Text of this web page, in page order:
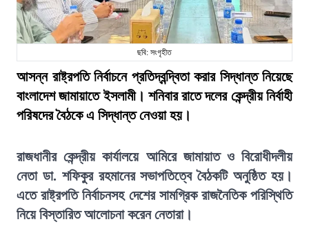
ছবি: সংগৃহীত
আসন্ন রাষ্ট্রপতি নির্বাচনে প্রতিদ্বন্দ্বিতা করার সিদ্ধান্ত নিয়েছে
বাংলাদেশ জামায়াতে ইসলামী। শনিবার রাতে দলের কেন্দ্রীয় নির্বাহী
পরিষদের বৈঠকে এ সিদ্ধান্ত নেওয়া হয়।
রাজধানীর কেন্দ্রীয় কার্যালয়ে আমিরে জামায়াত ও বিরোধীদলীয়
নেতা ডা. শফিকুর রহমানের সভাপতিত্বে বৈঠকটি অনুষ্ঠিত হয়।
এতে রাষ্ট্রপতি নির্বাচনসহ দেশের সামগ্রিক রাজনৈতিক পরিস্থিতি
নিয়ে বিস্তারিত আলোচনা করেন নেতারা।